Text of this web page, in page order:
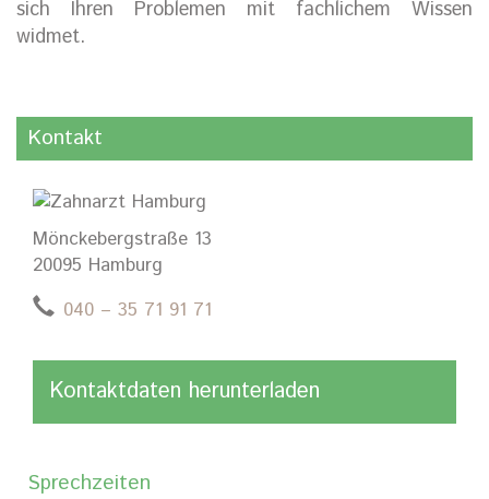
sich Ihren Problemen mit fachlichem Wissen
widmet.
Kontakt
Mönckebergstraße 13
20095 Hamburg
040 – 35 71 91 71
Kontaktdaten herunterladen
Sprechzeiten